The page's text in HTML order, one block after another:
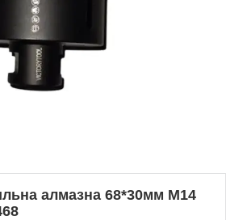
алмазна 68*30мм M14